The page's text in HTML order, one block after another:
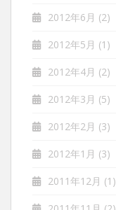
2012年6月 (2)
2012年5月 (1)
2012年4月 (2)
2012年3月 (5)
2012年2月 (3)
2012年1月 (3)
2011年12月 (1)